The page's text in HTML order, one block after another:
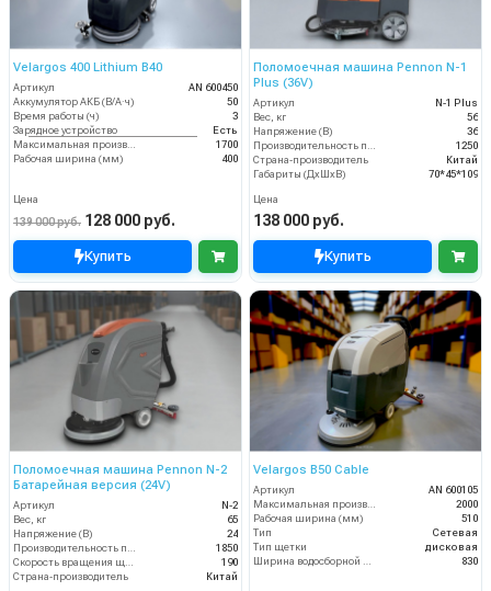
Velargos 400 Lithium B40
Артикул
AN 600450
Аккумулятор АКБ (В/А·ч)
50
Время работы (ч)
3
Зарядное устройство
Есть
1700
Рабочая ширина (мм)
400
Цена
139 000 руб. 128 000 руб.
Купить
Поломоечная машина Pennon N-1
Plus (36V)
Артикул
N-1 Plus
Вес, кг
56
Напряжение (В)
36
1250
Страна-производитель
Китай
Габариты (ДхШхВ)
70*45*109
Цена
138 000 руб.
Купить
Поломоечная машина Pennon N-2
Батарейная версия (24V)
Артикул
N-2
Вес, кг
65
Напряжение (В)
24
Производительность по площади (м2/ч)
1850
Скорость вращения щётки (об/мин)
190
Страна-производитель
Китай
Velargos B50 Cable
Артикул
AN 600105
Максимальная производительность (кв.м/час)
2000
Рабочая ширина (мм)
510
Тип
Сетевая
Тип щетки
дисковая
Ширина водосборной рейки
830